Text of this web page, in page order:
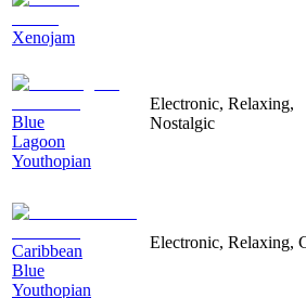
Xenojam
Blue
Lagoon
Youthopian
Electronic, Relaxing,
Nostalgic
Caribbean
Blue
Youthopian
Electronic, Relaxing,